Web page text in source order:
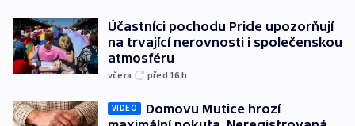
Účastníci pochodu Pride upozorňují
na trvající nerovnosti i společenskou
atmosféru
včera před 16 h
VIDEO
Domovu Mutice hrozí